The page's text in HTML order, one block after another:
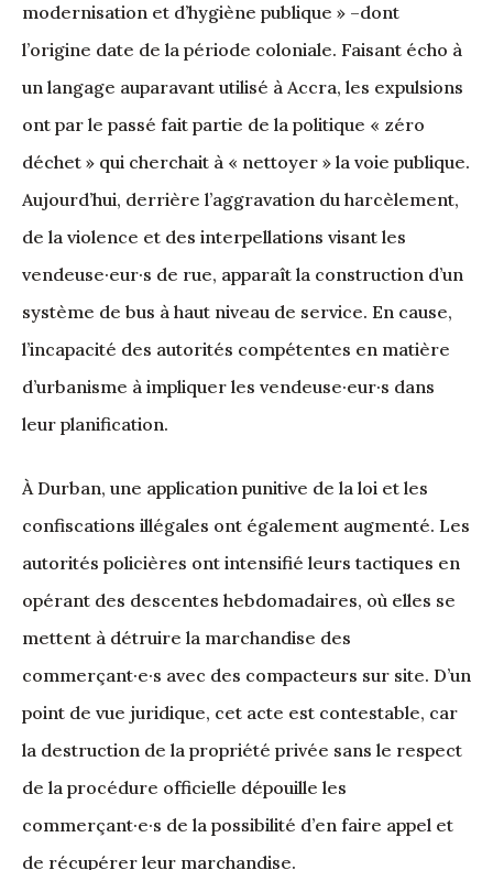
modernisation et d’hygiène publique » –dont
l’origine date de la période coloniale. Faisant écho à
un langage auparavant utilisé à Accra, les expulsions
ont par le passé fait partie de la politique « zéro
déchet » qui cherchait à « nettoyer » la voie publique.
Aujourd’hui, derrière l’aggravation du harcèlement,
de la violence et des interpellations visant les
vendeuse·eur·s de rue, apparaît la construction d’un
système de bus à haut niveau de service. En cause,
l’incapacité des autorités compétentes en matière
d’urbanisme à impliquer les vendeuse·eur·s dans
leur planification.
À Durban, une application punitive de la loi et les
confiscations illégales ont également augmenté. Les
autorités policières ont intensifié leurs tactiques en
opérant des descentes hebdomadaires, où elles se
mettent à détruire la marchandise des
commerçant·e·s avec des compacteurs sur site. D’un
point de vue juridique, cet acte est contestable, car
la destruction de la propriété privée sans le respect
de la procédure officielle dépouille les
commerçant·e·s de la possibilité d’en faire appel et
de récupérer leur marchandise.